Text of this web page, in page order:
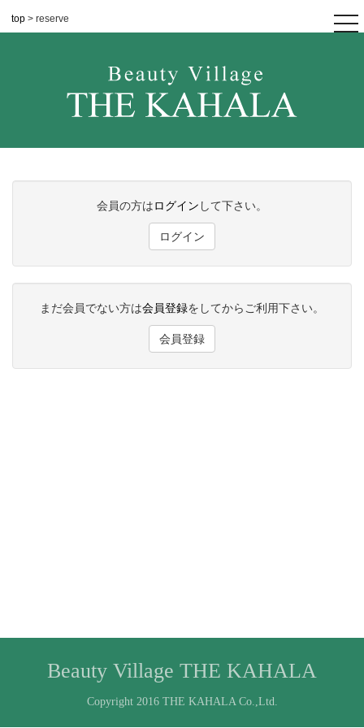
top > reserve
会員の方はログイン して下さい。
ログイン
まだ会員でない方は会員登録をしてからご利用下さい。
会員登録
Beauty Village THE KAHALA
Copyright 2016 THE KAHALA Co.,Ltd.